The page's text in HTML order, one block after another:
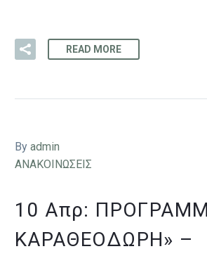
READ MORE
By admin
ΑΝΑΚΟΙΝΩΣΕΙΣ
10 Απρ:
ΚΑΡΑΘΕΟΔΩΡΉ» –